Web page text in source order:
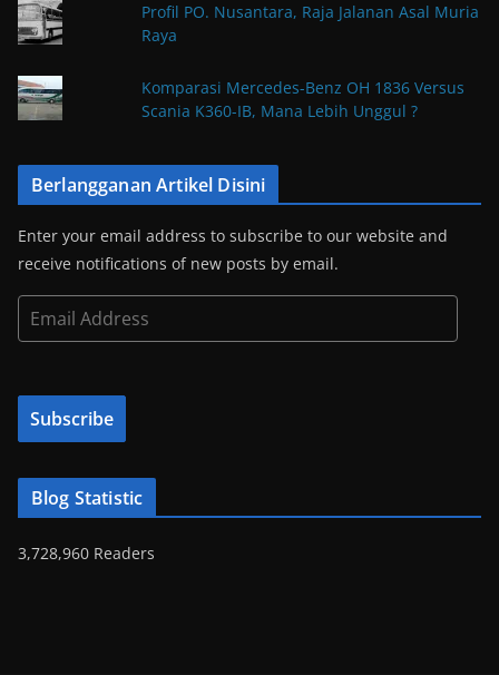
Profil PO. Nusantara, Raja Jalanan Asal Muria
Raya
Komparasi Mercedes-Benz OH 1836 Versus
Scania K360-IB, Mana Lebih Unggul ?
Berlangganan Artikel Disini
Enter your email address to subscribe to our website and
receive notifications of new posts by email.
m
i
A
d
e
Subscribe
Blog Statistic
3,728,960 Readers